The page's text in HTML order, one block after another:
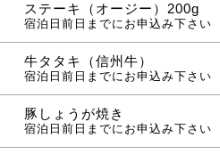
ステーキ（オージー）200g
宿泊日前日までにお申込み下さい
牛タタキ（信州牛）
宿泊日前日までにお申込み下さい
豚しょうが焼き
宿泊日前日までにお申込み下さい